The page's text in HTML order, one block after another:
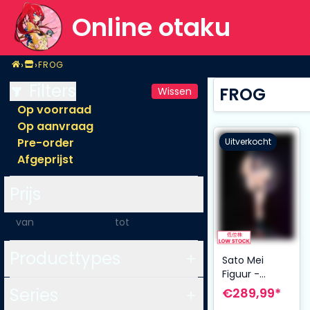
Online otaku
Home
›Shop
›FROG
FROG
Wissen
Op voorraad
Op aanvraag
Pre-order
Afgeprijst
FROG
Uitverkocht
Sato Mei
Figuur -
Tokujo-chan,
a Girl Who
€289,99*